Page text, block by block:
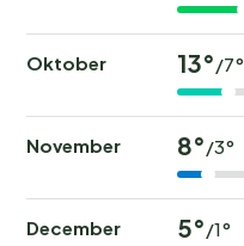
Oktober 13°/7°
November 8°/3°
December 5°/1°